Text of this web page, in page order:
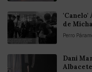
'Canelo'
de
Perro
Dani
Albacete